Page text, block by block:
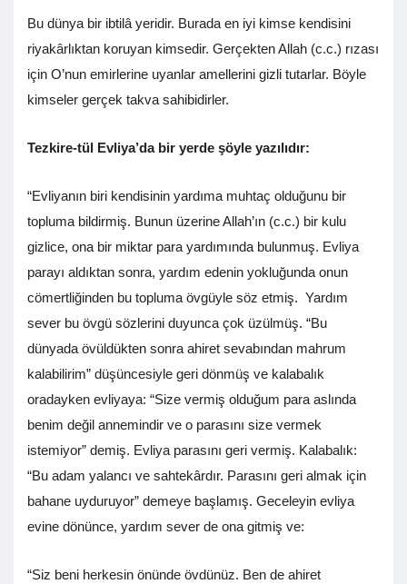
Bu dünya bir ibtilâ yeridir. Burada en iyi kimse kendisini
riyakârlıktan koruyan kimsedir. Gerçekten Allah (c.c.) rızası
için O’nun emirlerine uyanlar amellerini gizli tutarlar. Böyle
kimseler gerçek takva sahibidirler.
Tezkire-tül Evliya’da bir yerde şöyle yazılıdır:
“Evliyanın biri kendisinin yardıma muhtaç olduğunu bir
topluma bildirmiş. Bunun üzerine Allah’ın (c.c.) bir kulu
gizlice, ona bir miktar para yardımında bulunmuş. Evliya
parayı aldıktan sonra, yardım edenin yokluğunda onun
cömertliğinden bu topluma övgüyle söz etmiş. Yardım
sever bu övgü sözlerini duyunca çok üzülmüş. “Bu
dünyada övüldükten sonra ahiret sevabından mahrum
kalabilirim” düşüncesiyle geri dönmüş ve kalabalık
oradayken evliyaya: “Size vermiş olduğum para aslında
benim değil annemindir ve o parasını size vermek
istemiyor” demiş. Evliya parasını geri vermiş. Kalabalık:
“Bu adam yalancı ve sahtekârdır. Parasını geri almak için
bahane uyduruyor” demeye başlamış. Geceleyin evliya
evine dönünce, yardım sever de ona gitmiş ve:
“Siz beni herkesin önünde övdünüz. Ben de ahiret